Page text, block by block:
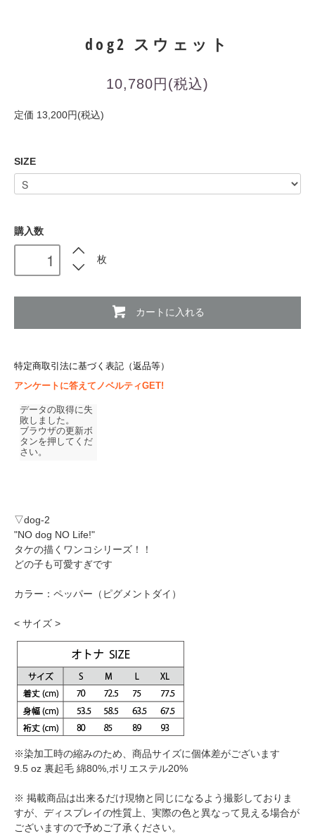
dog2 スウェット
10,780円(税込)
定価 13,200円(税込)
SIZE
購入数
枚
カートに入れる
特定商取引法に基づく表記（返品等）
アンケートに答えてノベルティGET!
▽dog-2
"NO dog NO Life!"
タケの描くワンコシリーズ！！
どの子も可愛すぎです
カラー：ペッパー（ピグメントダイ）
< サイズ >
※染加工時の縮みのため、商品サイズに個体差がございます
9.5 oz 裏起毛 綿80%,ポリエステル20%
※ 掲載商品は出来るだけ現物と同じになるよう撮影しておりま
すが、ディスプレイの性質上、実際の色と異なって見える場合が
ございますので予めご了承ください。